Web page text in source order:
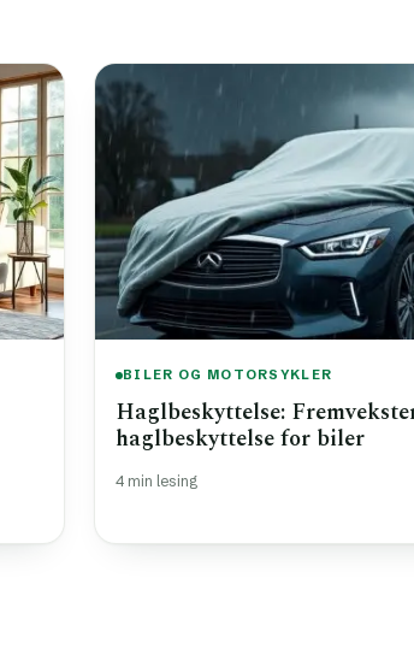
BILER OG MOTORSYKLER
Haglbeskyttelse:
haglbeskyttelse for biler
4 min lesing